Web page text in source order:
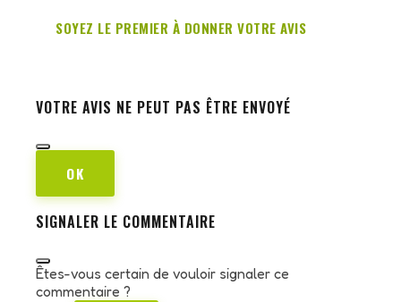
SOYEZ LE PREMIER À DONNER VOTRE AVIS
VOTRE AVIS NE PEUT PAS ÊTRE ENVOYÉ
OK
SIGNALER LE COMMENTAIRE
Êtes-vous certain de vouloir signaler ce
commentaire ?